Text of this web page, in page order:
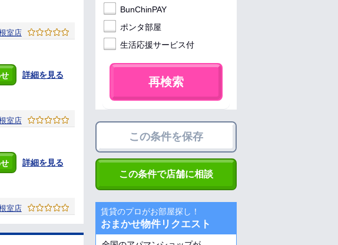
室店
詳細を見る
室店
詳細を見る
室店
BunChinPAY
ポンタ部屋
生活応援サービス付
再検索
この条件を保存
この条件で店舗に相談
賃貸のプロがお部屋探し！
おまかせ物件リクエスト